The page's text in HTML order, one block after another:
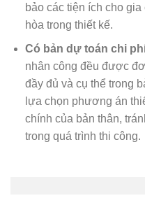
bảo các tiện ích cho
hòa trong thiết kế.
Có bản dự toán chi
nhân công đều được
đầy đủ và cụ thể trong
lựa chọn phương án
chính của bản thân,
trong quá trình thi công.